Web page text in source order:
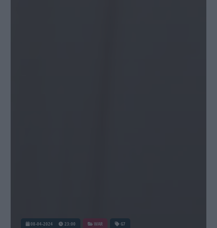
08-04-2024 23:00 WAR G7